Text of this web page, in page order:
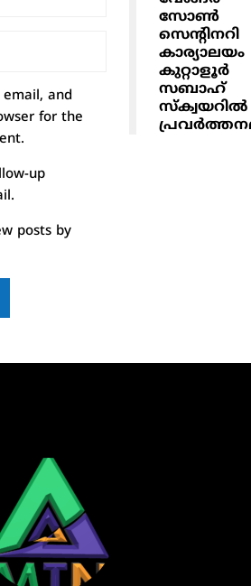
and
for the
up
posts by
സോൺ
സെൻ്റിനറി
കാര്യാലയം
കുറ്റാളൂർ
സബാഹ്
സ്ക്വയറിൽ